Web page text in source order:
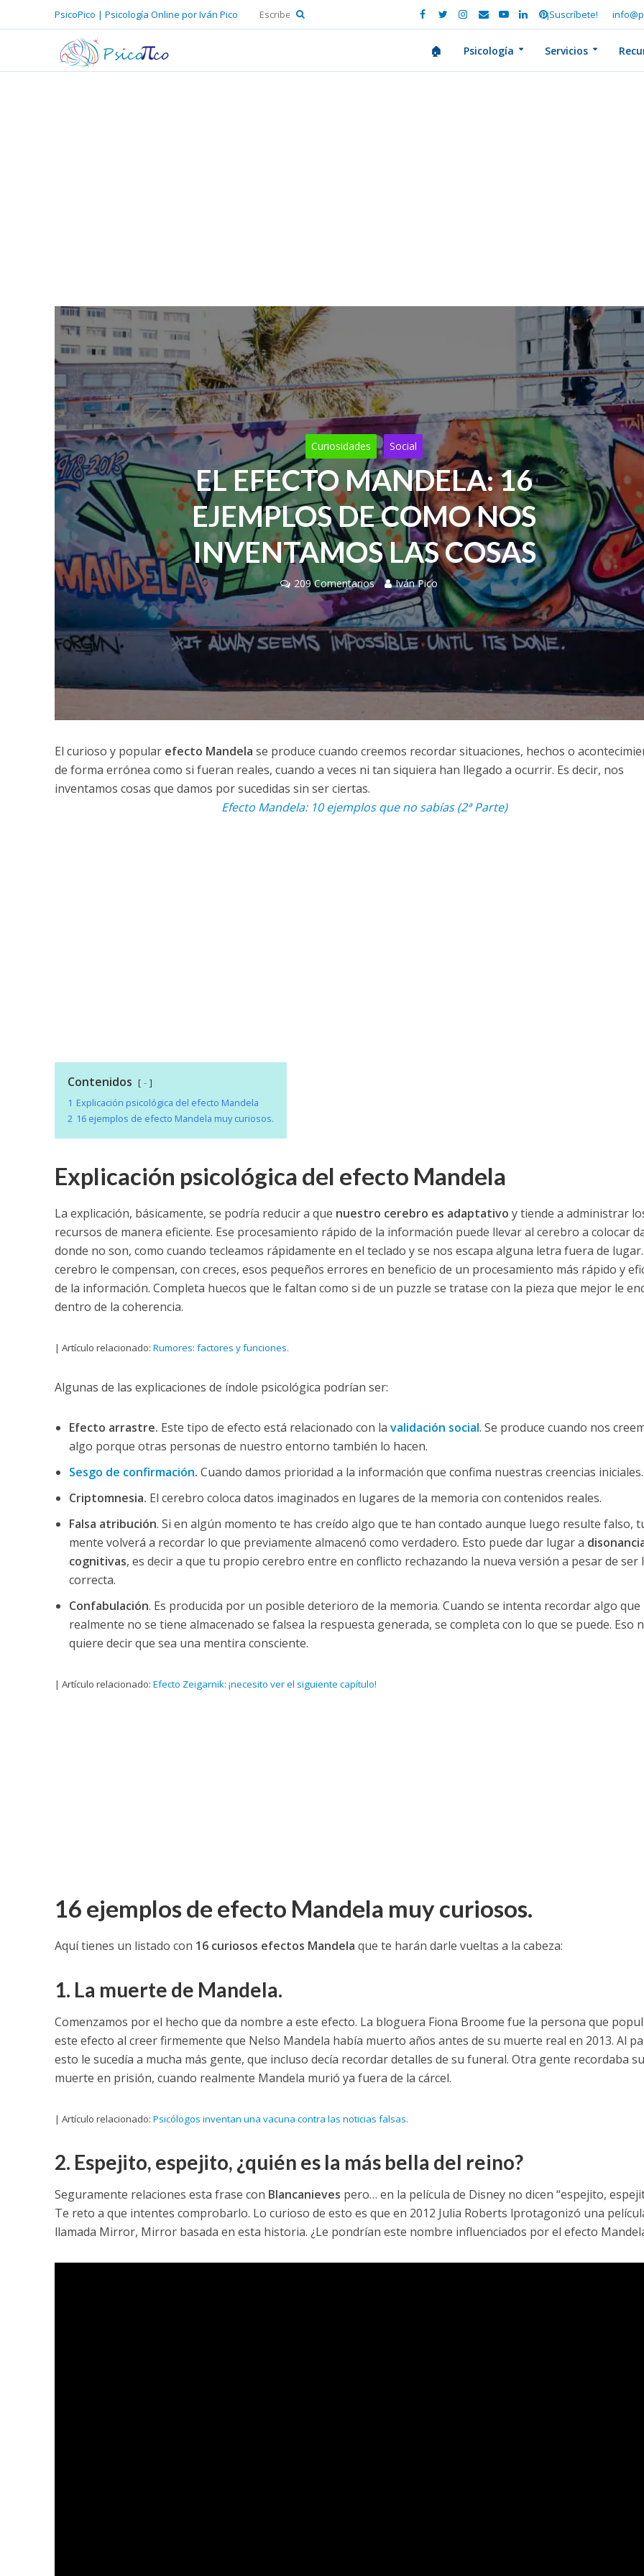
PsicoPico | Psicología Online por Iván Pico ¡Suscríbete!
🏠 Psicología Servicios
Curiosidades Social
EL EFECTO MANDELA: 16
EJEMPLOS DE COMO NOS
INVENTAMOS LAS COSAS
209 Comentarios Iván Pico
El curioso y popular efecto Mandela se produce cuando creemos recordar situaciones, hechos o
de forma errónea como si fueran reales, cuando a veces ni tan siquiera han llegado a ocurrir. Es decir, nos
inventamos cosas que damos por sucedidas sin ser ciertas.
Efecto Mandela: 10 ejemplos que no sabías (2ª Parte)
Contenidos
-
1 Explicación psicológica del efecto Mandela
2 16 ejemplos de efecto Mandela muy curiosos.
Explicación psicológica del efecto Mandela
La explicación, básicamente, se podría reducir a que nuestro cerebro es adaptativo y tiende a administrar
recursos de manera eficiente. Ese procesamiento rápido de la información puede llevar al cerebro a colocar
donde no son, como cuando tecleamos rápidamente en el teclado y se nos escapa alguna letra fuera de
cerebro le compensan, con creces, esos pequeños errores en beneficio de un procesamiento más rápido y
de la información. Completa huecos que le faltan como si de un puzzle se tratase con la pieza que mejor le
dentro de la coherencia.
| Artículo relacionado: Rumores: factores y funciones.
Algunas de las explicaciones de índole psicológica podrían ser:
Efecto arrastre. Este tipo de efecto está relacionado con la validación social. Se produce cuando nos
algo porque otras personas de nuestro entorno también lo hacen.
Sesgo de confirmación. Cuando damos prioridad a la información que confima nuestras creencias iniciales.
Criptomnesia. El cerebro coloca datos imaginados en lugares de la memoria con contenidos reales.
Falsa atribución. Si en algún momento te has creído algo que te han contado aunque luego resulte falso,
mente volverá a recordar lo que previamente almacenó como verdadero. Esto puede dar lugar a
cognitivas, es decir a que tu propio cerebro entre en conflicto rechazando la nueva versión a pesar de ser
correcta.
Confabulación. Es producida por un posible deterioro de la memoria. Cuando se intenta recordar algo que
realmente no se tiene almacenado se falsea la respuesta generada, se completa con lo que se puede. Eso
quiere decir que sea una mentira consciente.
| Artículo relacionado: Efecto Zeigarnik: ¡necesito ver el siguiente capítulo!
16 ejemplos de efecto Mandela muy curiosos.
Aquí tienes un listado con 16 curiosos efectos Mandela que te harán darle vueltas a la cabeza:
1. La muerte de Mandela.
Comenzamos por el hecho que da nombre a este efecto. La bloguera Fiona Broome fue la persona que
este efecto al creer firmemente que Nelso Mandela había muerto años antes de su muerte real en 2013. Al
esto le sucedía a mucha más gente, que incluso decía recordar detalles de su funeral. Otra gente recordaba su
muerte en prisión, cuando realmente Mandela murió ya fuera de la cárcel.
| Artículo relacionado: Psicólogos inventan una vacuna contra las noticias falsas.
2. Espejito, espejito, ¿quién es la más bella del reino?
Seguramente relaciones esta frase con Blancanieves pero… en la película de Disney no dicen “espejito,
Te reto a que intentes comprobarlo. Lo curioso de esto es que en 2012 Julia Roberts lprotagonizó una
llamada Mirror, Mirror basada en esta historia. ¿Le pondrían este nombre influenciados por el efecto